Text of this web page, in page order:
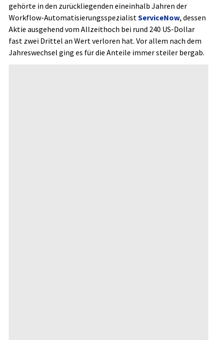
gehörte in den zurückliegenden eineinhalb Jahren der
Workflow-Automatisierungsspezialist ServiceNow, dessen
Aktie ausgehend vom Allzeithoch bei rund 240 US-Dollar
fast zwei Drittel an Wert verloren hat. Vor allem nach dem
Jahreswechsel ging es für die Anteile immer steiler bergab.